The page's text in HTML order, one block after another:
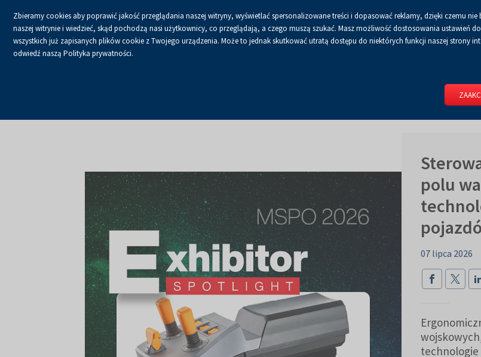
ACzcionka
domyślna
A+ Czcionka
powiększona
A++Czcionka
największa
A
Włącz
tryb
Włącz
wersję
RSS Dla
polu
07 lipca 2026
technologie
Zbieramy cookies aby poprawić jakość przeglądania naszej witryny, wyświetlać spersonalizowane treści i dopasować reklamy, dzięki czemu
naszej witrynie i wiedzieć, skąd pochodzą nasi użytkownicy, co przeglądają, a czego muszą szukać. Masz możliwość dostosowania ustawień
wszystkich już zapisanych plików cookie z Twojego urządzenia. Może to jednak skutkować utratą dostępu do niektórych funkcji naszej strony
odwiedź naszą Polityka prywatności.